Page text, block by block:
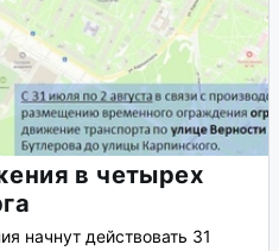
в четырех
начнут действовать 31